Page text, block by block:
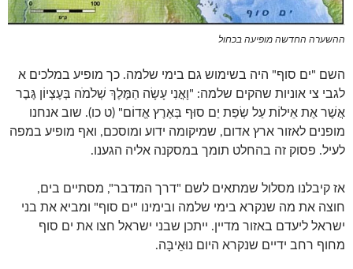
ההשערה החדשה מופיעה בכחול
השם "ים סוף" היה בשימוש גם בימי שלמה. כך מופיע במלכים א
לגבי צי אוניות שהקים שלמה: "וָאֳנִי עָשָׂה הַמֶּלֶךְ שְׁלֹמֹה בְּעֶצְיוֹן גֶּבֶר
אֲשֶׁר אֶת אֵילוֹת עַל שְׂפַת יַם סוּף בְּאֶרֶץ אֱדוֹם" (ט כו). שוב אנחנו
מופנים לאזור ארץ אדום, שמיקומה ידוע ומוסכם, ואף מופיע במפה
לעיל. פסוק זה בהחלט תומך במסקנה אליה הגענו.
אז קיבלנו מסלול שמתאים לשם "דרך המדבר", מסתיים בים,
חוצה את מה שנקרא בימי שלמה ובימינו "ים סוף" ומביא את בני
ישראל ליעדם באזור מדיין. ייתכן שבני ישראל חצו את ים סוף
מחוף רחב ידיים שנקרא היום נוּאֵיבָּה.